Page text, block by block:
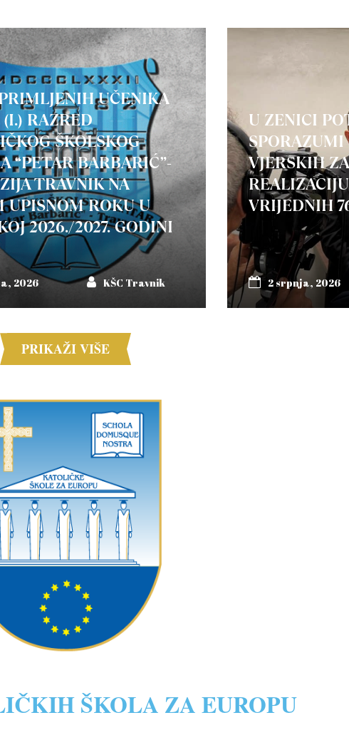
UČENIKA
RAZRED
ŠKOLSKOG
“PETAR BARBARIĆ”-
TRAVNIK NA
UPISNOM ROKU U
2026./2027. GODINI
2026 KŠC Travnik
U ZENICI
SPORAZUMI
VJERSKIH
VRIJEDNIH
2 srpnja, 2026
PRIKAŽI VIŠE
ŠKOLA ZA EUROPU